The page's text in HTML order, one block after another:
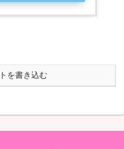
を書き込む